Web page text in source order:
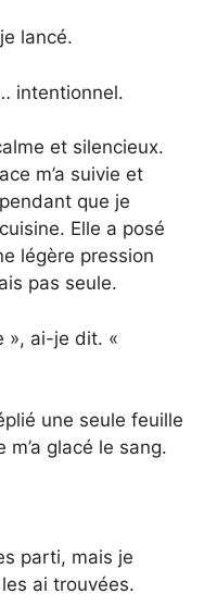
lancé.
intentionnel.
et silencieux.
m’a suivie et
que je
Elle a posé
légère pression
pas seule.
», ai-je dit. «
une seule feuille
glacé le sang.
parti, mais je
ai trouvées.